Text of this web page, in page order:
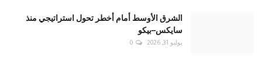
الشرق الأوسط أمام أخطر تحول استراتيجي منذ
سايكس–بيكو
يوليو 31, 2026 0